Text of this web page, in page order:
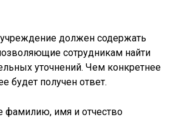
должен содержать
сотрудникам найти
уточнений. Чем конкретнее
будет получен ответ.
фамилию, имя и отчество